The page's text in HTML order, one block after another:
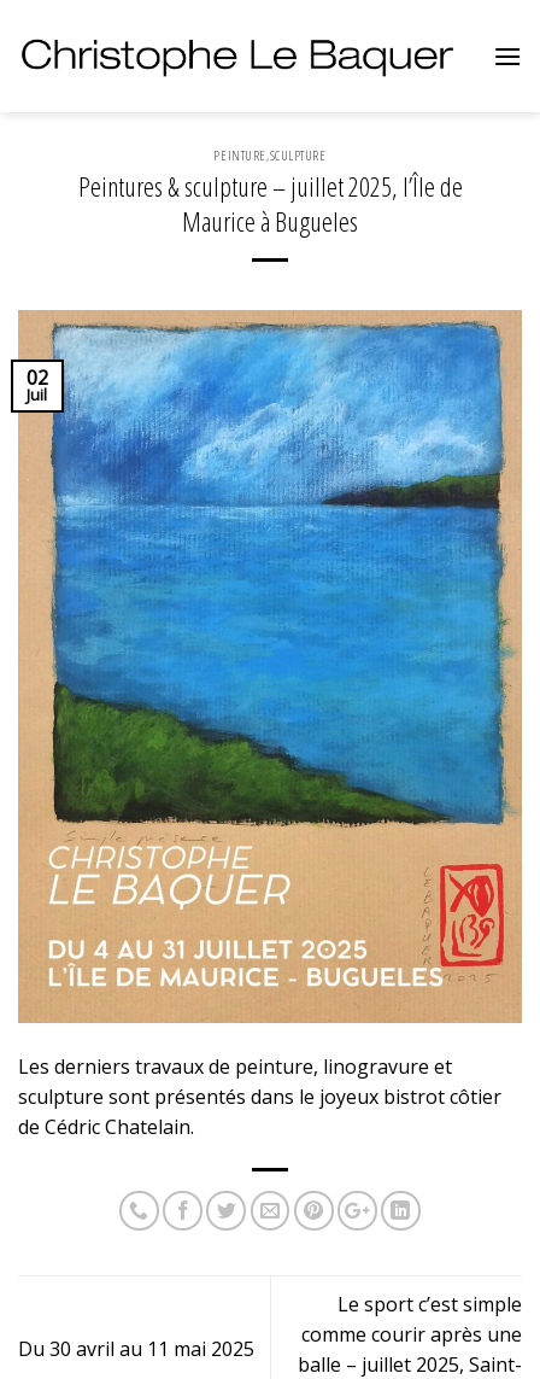
content
PEINTURE,SCULPTURE
Peintures & sculpture – juillet 2025, l’Île de
Maurice à Bugueles
02
Juil
Les derniers travaux de peinture, linogravure et
sculpture sont présentés dans le joyeux bistrot côtier
de Cédric Chatelain.
Du 30 avril au 11 mai 2025
Le sport c’est simple
comme courir après une
balle – juillet 2025, Saint-